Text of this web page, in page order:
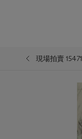
現場拍賣 15471